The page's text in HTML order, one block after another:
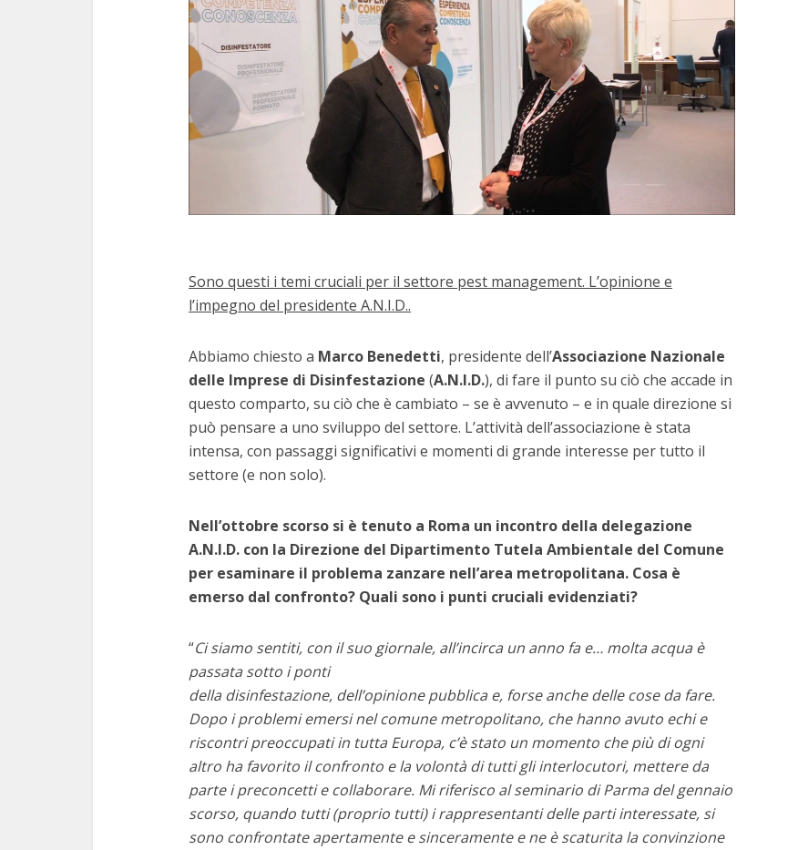
Sono questi i temi cruciali per il settore pest management. L’opinione e
l’impegno del presidente A.N.I.D..
Abbiamo chiesto a Marco Benedetti, presidente dell’Associazione Nazionale
delle Imprese di Disinfestazione (A.N.I.D.), di fare il punto su ciò che accade in
questo comparto, su ciò che è cambiato – se è avvenuto – e in quale direzione si
può pensare a uno sviluppo del settore. L’attività dell’associazione è stata
intensa, con passaggi significativi e momenti di grande interesse per tutto il
settore (e non solo).
Nell’ottobre scorso si è tenuto a Roma un incontro della delegazione
A.N.I.D. con la Direzione del Dipartimento Tutela Ambientale del Comune
per esaminare il problema zanzare nell’area metropolitana. Cosa è
emerso dal confronto? Quali sono i punti cruciali evidenziati?
“Ci siamo sentiti, con il suo giornale, all’incirca un anno fa e… molta acqua è
passata sotto i ponti
della disinfestazione, dell’opinione pubblica e, forse anche delle cose da fare.
Dopo i problemi emersi nel comune metropolitano, che hanno avuto echi e
riscontri preoccupati in tutta Europa, c’è stato un momento che più di ogni
altro ha favorito il confronto e la volontà di tutti gli interlocutori, mettere da
parte i preconcetti e collaborare. Mi riferisco al seminario di Parma del gennaio
scorso, quando tutti (proprio tutti) i rappresentanti delle parti interessate, si
sono confrontate apertamente e sinceramente e ne è scaturita la convinzione